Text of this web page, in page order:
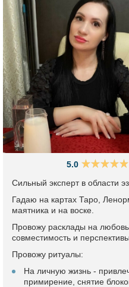
5.0
Сильный эксперт в области
Гадаю на картах Таро,
маятника и на воске.
Провожу расклады на
совместимость и перспективы.
Провожу ритуалы:
На личную жизнь -
примирение, снятие